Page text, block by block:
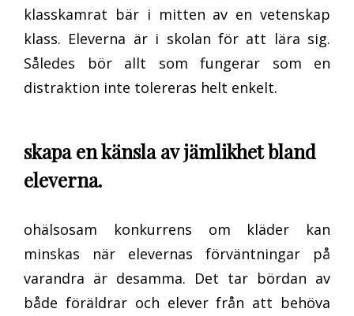
klasskamrat bär i mitten av en vetenskap
klass. Eleverna är i skolan för att lära sig.
Således bör allt som fungerar som en
distraktion inte tolereras helt enkelt.
skapa en känsla av jämlikhet bland
eleverna.
ohälsosam konkurrens om kläder kan
minskas när elevernas förväntningar på
varandra är desamma. Det tar bördan av
både föräldrar och elever från att behöva